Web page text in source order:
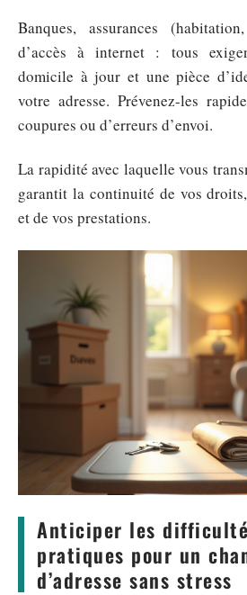
Banques, assurances
d’accès à internet : tous
domicile à jour et une pièce
votre adresse. Prévenez-les
coupures ou d’erreurs d’envoi.
La rapidité avec laquelle vous
garantit la continuité de vos
et de vos prestations.
Anticiper les
pratiques pour un
d’adresse sans stress